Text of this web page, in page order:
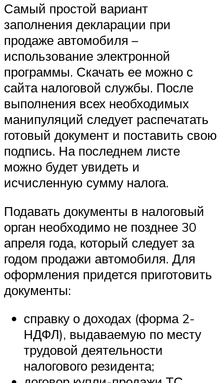
Самый простой вариант
заполнения декларации при
продаже автомобиля –
использование электронной
программы. Скачать ее можно с
сайта налоговой службы. После
выполнения всех необходимых
манипуляций следует распечатать
готовый документ и поставить свою
подпись. На последнем листе
можно будет увидеть и
исчисленную сумму налога.
Подавать документы в налоговый
орган необходимо не позднее 30
апреля года, который следует за
годом продажи автомобиля. Для
оформления придется приготовить
документы:
справку о доходах (форма 2-
НДФЛ), выдаваемую по месту
трудовой деятельности
налогового резидента;